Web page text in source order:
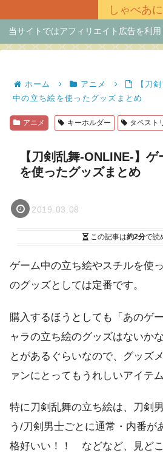
しゃべあに
当サイトではアフィリエイト広告を利
ホーム アニメ
【刀
中の立ち絵を使ったグッズまとめ
アニメ キーホルダー タペスト
【刀剣乱舞-ONLINE-】
を使ったグッズまとめ
2019.03.08
この記事は約2分で読
ゲーム中の立ち絵やスチルを使
のグッズとしては定番です。
購入するほうとしても「あのゲ
ャラの立ち絵のグッズはないか
とがあるぐらいなので、グッズ
ァンにとってもうれしいアイテム
特に刀剣乱舞の立ち絵は、刀剣
う/刀剣男士ごとに通常・内番が
格好いい！！ などなど、見どこ